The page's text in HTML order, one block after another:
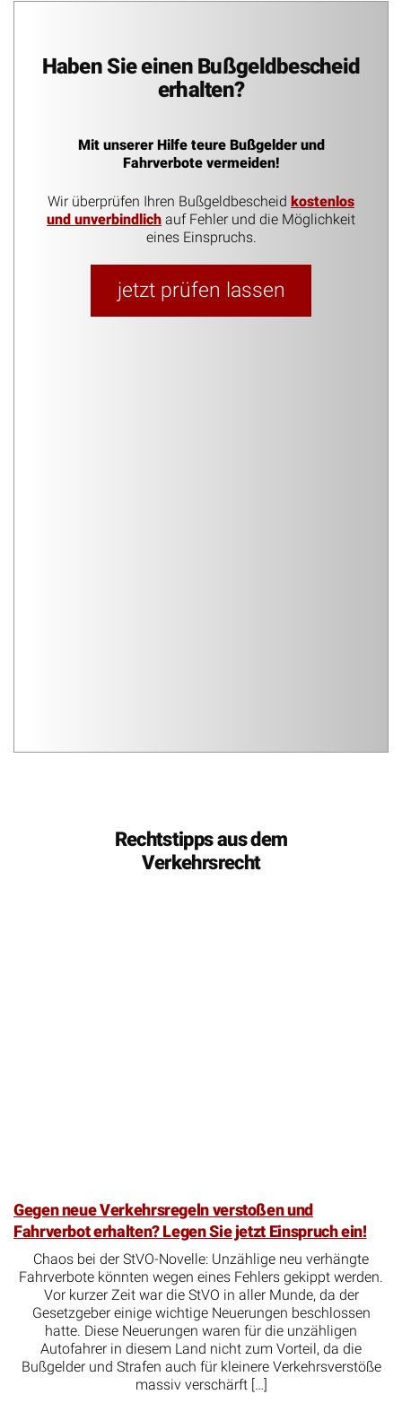
Haben Sie einen Bußgeldbescheid
erhalten?
Mit unserer Hilfe teure Bußgelder und
Fahrverbote vermeiden!
Wir überprüfen Ihren Bußgeldbescheid kostenlos
und unverbindlich auf Fehler und die Möglichkeit
eines Einspruchs.
jetzt prüfen lassen
Rechtstipps aus dem
Verkehrsrecht
Gegen neue Verkehrsregeln verstoßen und
Fahrverbot erhalten? Legen Sie jetzt Einspruch ein!
Chaos bei der StVO-Novelle: Unzählige neu verhängte
Fahrverbote könnten wegen eines Fehlers gekippt werden.
Vor kurzer Zeit war die StVO in aller Munde, da der
Gesetzgeber einige wichtige Neuerungen beschlossen
hatte. Diese Neuerungen waren für die unzähligen
Autofahrer in diesem Land nicht zum Vorteil, da die
Bußgelder und Strafen auch für kleinere Verkehrsverstöße
massiv verschärft […]